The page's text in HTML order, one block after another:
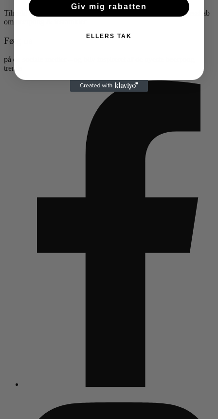
Tilmeld dig vores kundeklub og vær med i vores unikke fællesskab
om beerpong & festartikler
Følg os
på de sociale medier – og bliv inspireret af de nyeste beerpong
trends
Giv mig rabatten
ELLERS TAK